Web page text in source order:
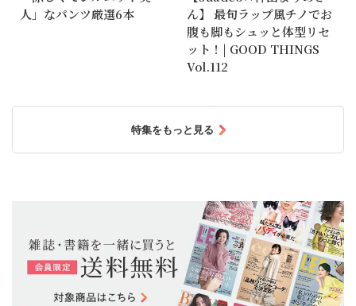
人」なパンツ厳選6本
ん】 最旬ラップ風チノでお
腹も脚もシュッと体型リセ
ット！| GOOD THINGS
Vol.112
特集をもっと見る